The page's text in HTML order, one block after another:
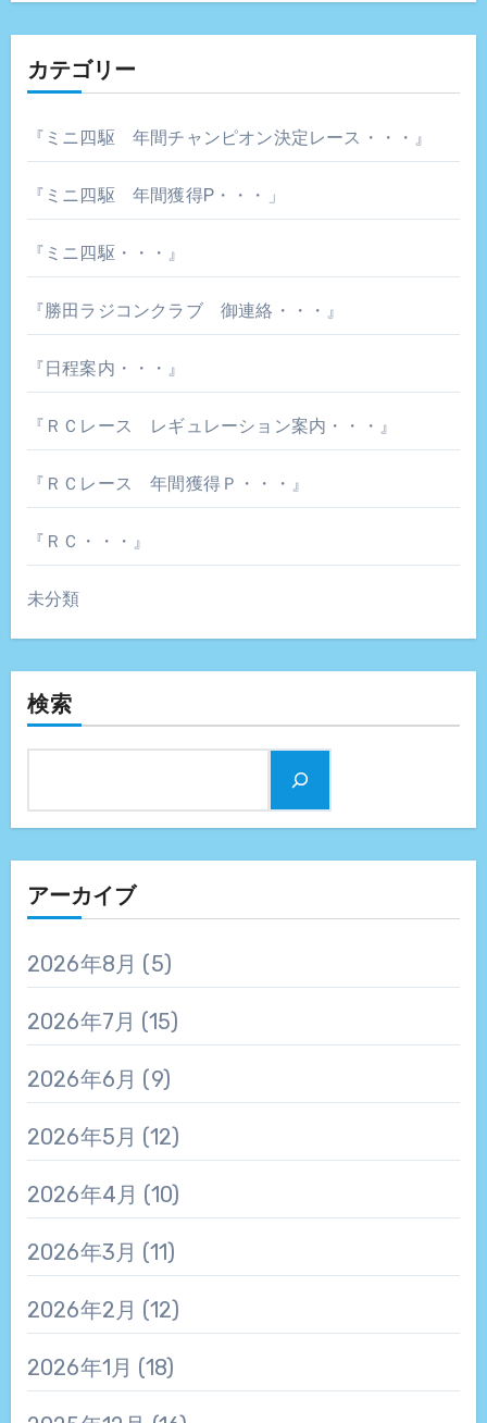
カテゴリー
『ミニ四駆 年間チャンピオン決定レース・・・』
『ミニ四駆 年間獲得P・・・」
『ミニ四駆・・・』
『勝田ラジコンクラブ 御連絡・・・』
『日程案内・・・』
『ＲＣレース レギュレーション案内・・・』
『ＲＣレース 年間獲得Ｐ・・・』
『ＲＣ・・・』
未分類
検索
アーカイブ
2026年8月 (5)
2026年7月 (15)
2026年6月 (9)
2026年5月 (12)
2026年4月 (10)
2026年3月 (11)
2026年2月 (12)
2026年1月 (18)